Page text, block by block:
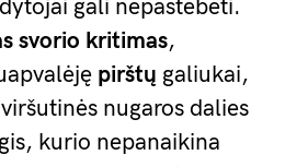
gali nepastebėti.
svorio kritimas,
pirštų galiukai,
nugaros dalies
kurio nepanaikina